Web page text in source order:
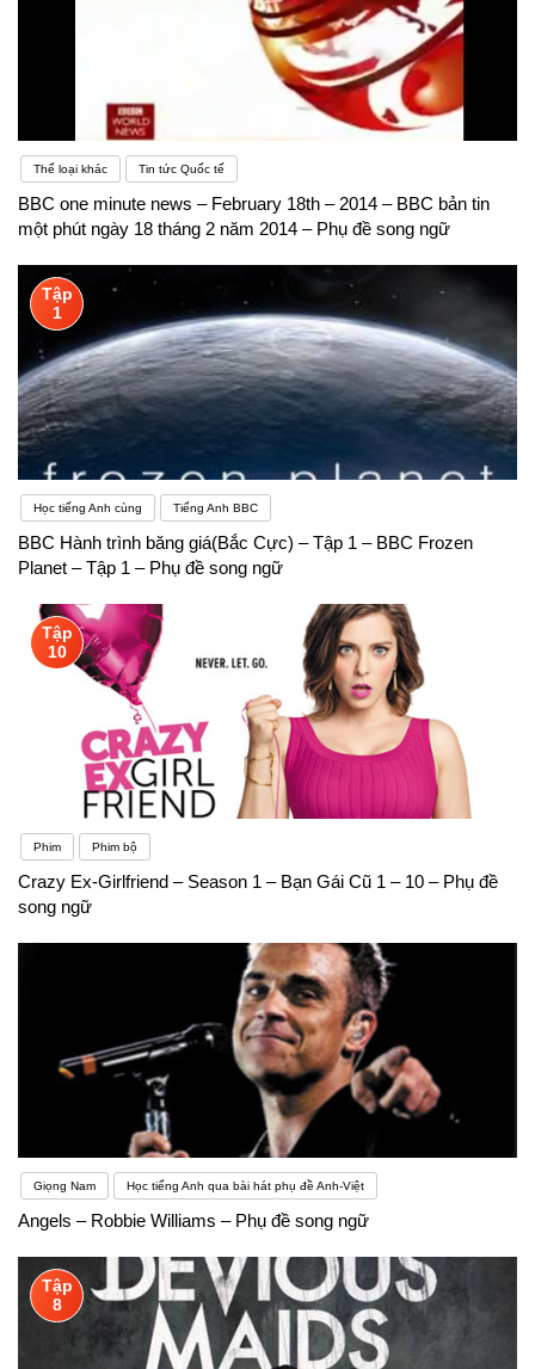
Thể loại khác Tin tức Quốc tế
BBC one minute news – February 18th – 2014 – BBC bản tin
một phút ngày 18 tháng 2 năm 2014 – Phụ đề song ngữ
Tập
1
Học tiếng Anh cùng Tiếng Anh BBC
BBC Hành trình băng giá(Bắc Cực) – Tập 1 – BBC Frozen
Planet – Tập 1 – Phụ đề song ngữ
Tập
10
Phim Phim bộ
Crazy Ex-Girlfriend – Season 1 – Bạn Gái Cũ 1 – 10 – Phụ đề
song ngữ
Giọng Nam Học tiếng Anh qua bài hát phụ đề Anh-Việt
Angels – Robbie Williams – Phụ đề song ngữ
Tập
8